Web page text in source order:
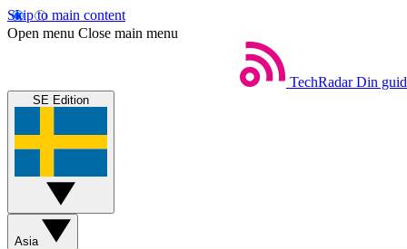
Skip to main content
Open menu Close main menu
TechRadar Din
SE Edition
Asia